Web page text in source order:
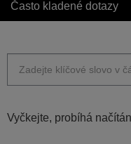
Často kladené dotazy
Vyčkejte, probíhá